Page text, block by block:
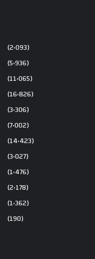
(2٬093)
(5٬936)
(11٬065)
(16٬826)
(3٬306)
(7٬002)
(14٬423)
(3٬027)
(1٬476)
(2٬178)
(1٬362)
(190)